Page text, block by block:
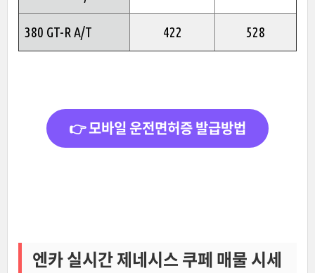
380 GT-R A/T 422 528
👉 모바일 운전면허증 발급방법
엔카 실시간 제네시스 쿠페 매물 시세